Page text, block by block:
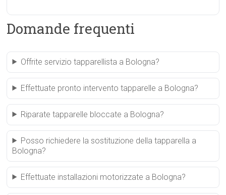
Domande frequenti
Offrite servizio tapparellista a Bologna?
Effettuate pronto intervento tapparelle a Bologna?
Riparate tapparelle bloccate a Bologna?
Posso richiedere la sostituzione della tapparella a
Bologna?
Effettuate installazioni motorizzate a Bologna?